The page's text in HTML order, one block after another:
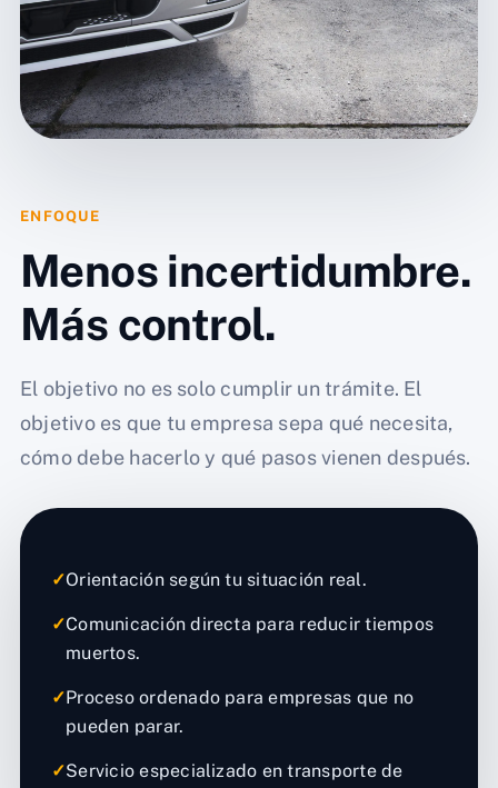
ENFOQUE
Menos incertidumbre.
Más control.
El objetivo no es solo cumplir un trámite. El
objetivo es que tu empresa sepa qué necesita,
cómo debe hacerlo y qué pasos vienen después.
✓Orientación según tu situación real.
✓Comunicación directa para reducir tiempos
muertos.
✓Proceso ordenado para empresas que no
pueden parar.
✓Servicio especializado en transporte de